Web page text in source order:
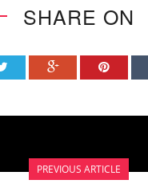
SHARE ON
PREVIOUS ARTICLE